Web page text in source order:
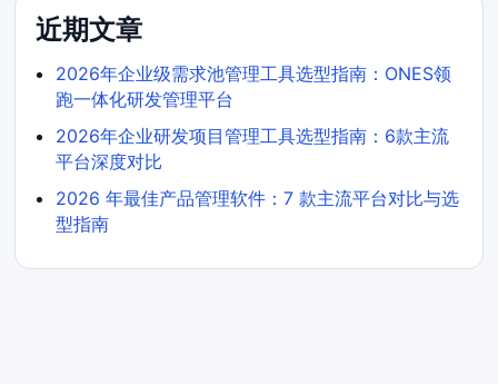
近期文章
2026年企业级需求池管理工具选型指南：ONES领
跑一体化研发管理平台
2026年企业研发项目管理工具选型指南：6款主流
平台深度对比
2026 年最佳产品管理软件：7 款主流平台对比与选
型指南